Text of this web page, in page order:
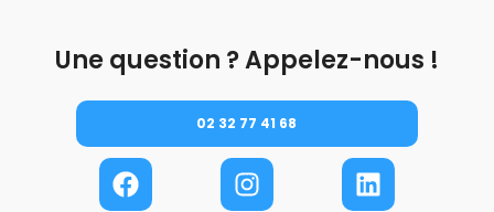
Une question ? Appelez-nous !
02 32 77 41 68